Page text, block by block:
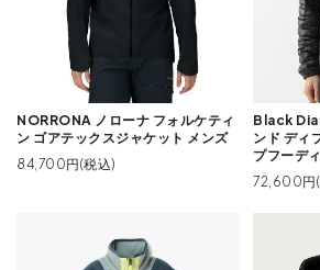
NORRONA ノローナ フォルケティ
ン ゴアテックスジャケット メンズ
84,700円(税込)
Black
ンド ディ
プフーデ
72,600円(